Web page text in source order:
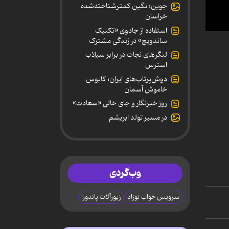
0
جوین؛ نگین کمترشناخته‌شده
خراسان
استفاده از جادوی «تکنیک
ساندویچ» در زندگی مشترک
لنگرهای نجات در برابر سیلاب
استرس
دوش‌پرتاب‌های ایران؛ کابوس
خاموش آسمان
روز خبرنگار و جای خالی «سعادت»
در مسیر تولد ابریشم
وب‌گردی
سرویس خواب نوزاد زیورآلات پاندورا